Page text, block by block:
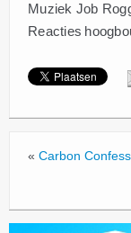
Muziek Job
Reacties
« Carbon